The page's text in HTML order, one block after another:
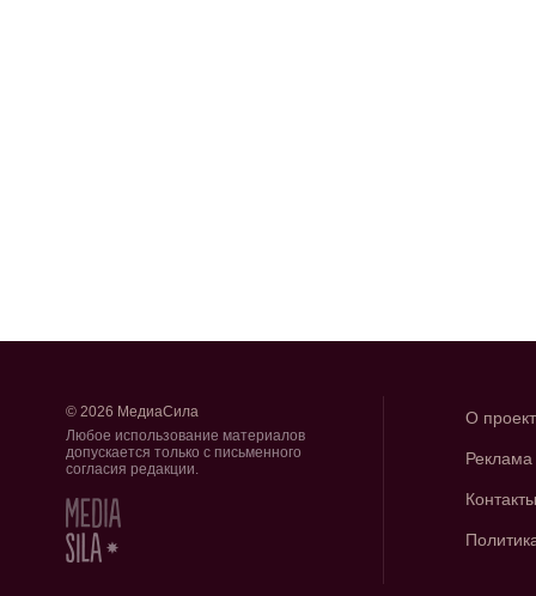
© 2026 МедиаСила
Любое использование материалов
допускается только с письменного
согласия редакции.
О
Реклама
Контакты